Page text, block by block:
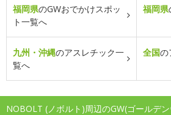
福岡県のGWおでかけスポッ
ト一覧へ
福岡県
九州・沖縄のアスレチック一
覧へ
全国の
NOBOLT (ノボルト)周辺のGW(ゴールデ